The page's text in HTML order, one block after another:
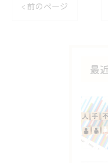
< 前のページ
最